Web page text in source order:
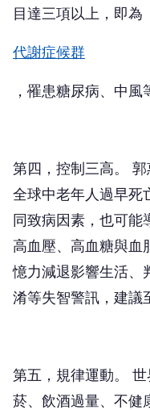
目達三項以上，即為
代謝症候群
，罹患糖尿病、中風
第四，控制三高。
全球中老年人過早死
同致病因素，也可能
高血壓、高血糖與血
憶力減退影響生活、
淆等失智警訊，建議
第五，規律運動。
菸、飲酒過量、不健